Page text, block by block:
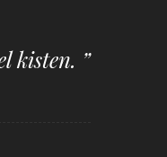
kisten. ”